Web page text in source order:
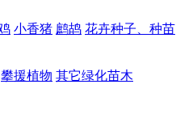
小香猪 鹧鸪 花卉种子、种苗
攀援植物 其它绿化苗木